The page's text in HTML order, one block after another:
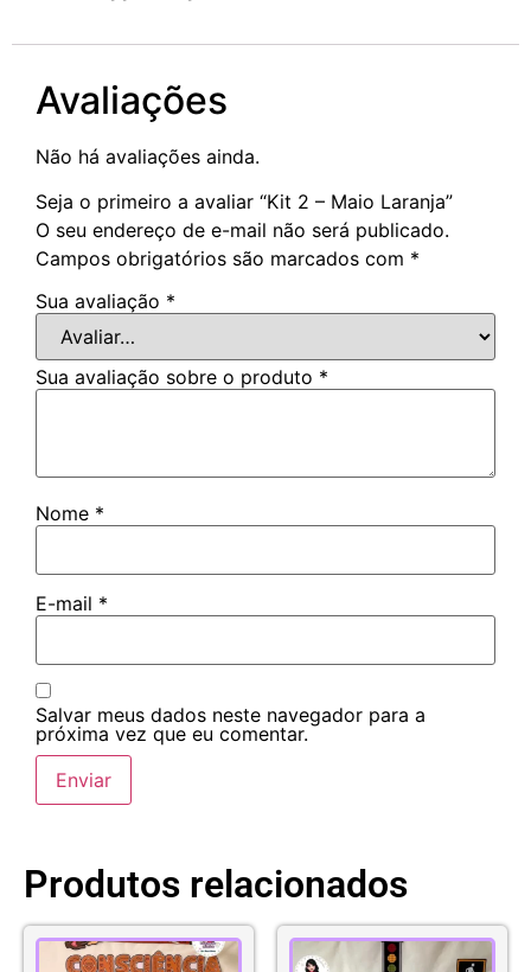
Avaliações
Não há avaliações ainda.
Seja o primeiro a avaliar “Kit 2 – Maio Laranja”
O seu endereço de e-mail não será publicado.
Campos obrigatórios são marcados com *
Sua avaliação *
Sua avaliação sobre o produto *
Nome *
E-mail *
Salvar meus dados neste navegador para a
próxima vez que eu comentar.
Produtos relacionados